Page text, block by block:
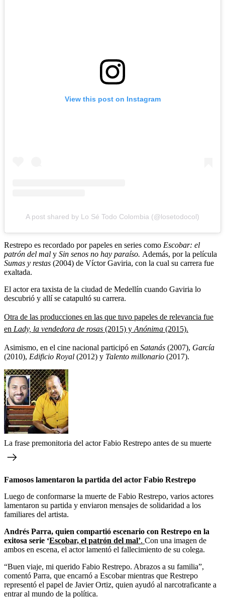
View this post on Instagram
A post shared by Lo Sé Todo Colombia (@losetodocol)
Restrepo es recordado por papeles en series como Escobar: el
patrón del mal y Sin senos no hay paraíso. Además, por la película
Sumas y restas (2004) de Víctor Gaviria, con la cual su carrera fue
exaltada.
El actor era taxista de la ciudad de Medellín cuando Gaviria lo
descubrió y allí se catapultó su carrera.
Otra de las producciones en las que tuvo papeles de relevancia fue
en Lady, la vendedora de rosas (2015) y Anónima (2015).
Asimismo, en el cine nacional participó en Satanás (2007), García
(2010), Edificio Royal (2012) y Talento millonario (2017).
La frase premonitoria del actor Fabio Restrepo antes de su muerte
Famosos lamentaron la partida del actor Fabio Restrepo
Luego de conformarse la muerte de Fabio Restrepo, varios actores
lamentaron su partida y enviaron mensajes de solidaridad a los
familiares del artista.
Andrés Parra, quien compartió escenario con Restrepo en la
exitosa serie ‘Escobar, el patrón del mal’. Con una imagen de
ambos en escena, el actor lamentó el fallecimiento de su colega.
“Buen viaje, mi querido Fabio Restrepo. Abrazos a su familia”,
comentó Parra, que encarnó a Escobar mientras que Restrepo
representó el papel de Javier Ortiz, quien ayudó al narcotraficante a
entrar al mundo de la política.